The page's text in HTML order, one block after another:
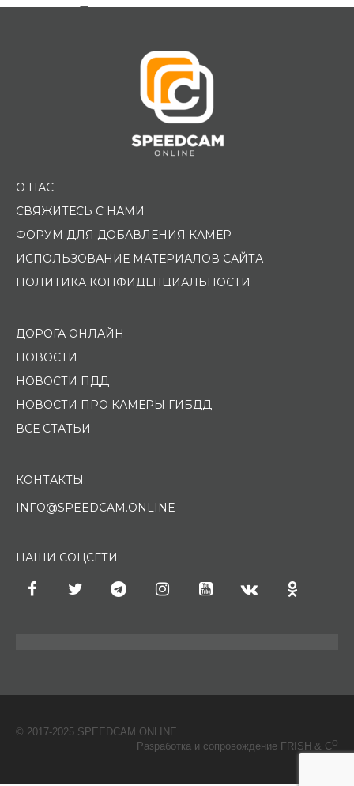
Помощь водителю
О НАС
СВЯЖИТЕСЬ С НАМИ
ФОРУМ ДЛЯ ДОБАВЛЕНИЯ КАМЕР
ИСПОЛЬЗОВАНИЕ МАТЕРИАЛОВ САЙТА
ПОЛИТИКА КОНФИДЕНЦИАЛЬНОСТИ
ДОРОГА ОНЛАЙН
НОВОСТИ
НОВОСТИ ПДД
НОВОСТИ ПРО КАМЕРЫ ГИБДД
ВСЕ СТАТЬИ
КОНТАКТЫ:
INFO@SPEEDCAM.ONLINE
НАШИ СОЦСЕТИ:
© 2017-2025 SPEEDCAM.ONLINE
Разработка и сопровождение FRISH & СO